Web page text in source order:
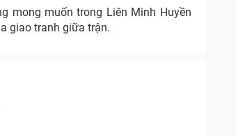
mong muốn trong Liên Minh Huyền
giao tranh giữa trận.